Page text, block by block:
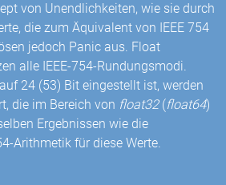
von Unendlichkeiten, wie sie durch
die zum Äquivalent von IEEE 754
jedoch Panic aus. Float
alle IEEE-754-Rundungsmodi.
24 (53) Bit eingestellt ist, werden
die im Bereich von float32(float64)
Ergebnissen wie die
Arithmetik für diese Werte.